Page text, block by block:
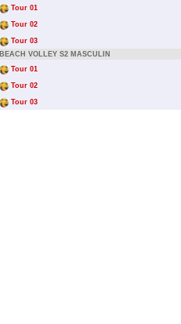
Tour 01
Tour 02
Tour 03
BEACH VOLLEY S2 MASCULIN
Tour 01
Tour 02
Tour 03